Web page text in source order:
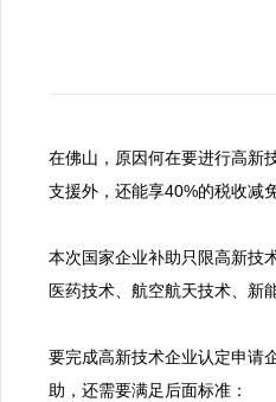
在佛山，原因何在要进行高新
支援外，还能享40%的税收减
本次国家企业补助只限高新技
医药技术、航空航天技术、新
要完成高新技术企业认定申请
助，还需要满足后面标准：